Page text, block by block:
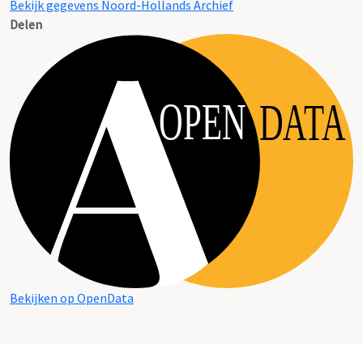
Bekijk gegevens Noord-Hollands Archief
Delen
OPEN DATA
Bekijken op OpenData